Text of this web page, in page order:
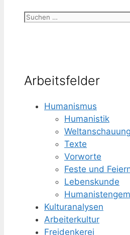
Suchen
Arbeitsfelder
Humanismus
Humanistik
Weltanschauung
Texte
Vorworte
Feste und
Lebenskunde
Kulturanalysen
Arbeiterkultur
Freidenkerei